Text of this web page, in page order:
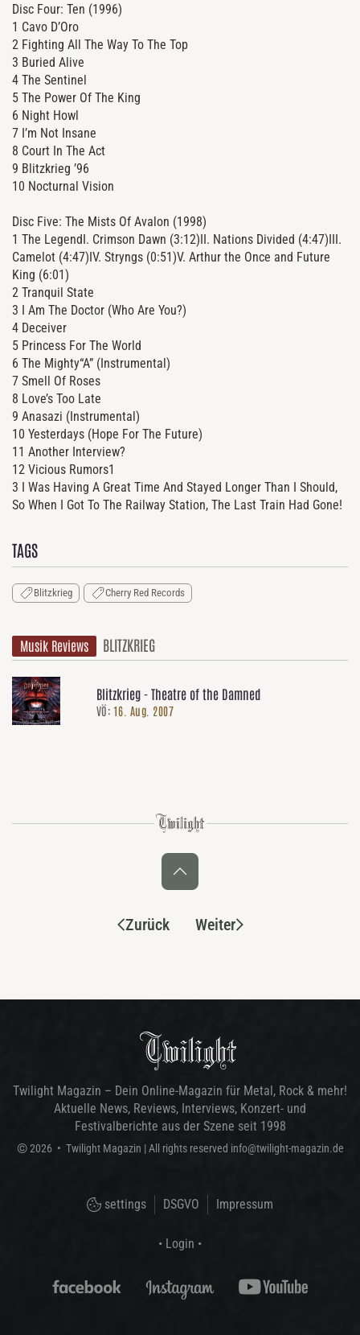
Disc Four: Ten (1996)
1 Cavo D’Oro
2 Fighting All The Way To The Top
3 Buried Alive
4 The Sentinel
5 The Power Of The King
6 Night Howl
7 I’m Not Insane
8 Court In The Act
9 Blitzkrieg ’96
10 Nocturnal Vision
Disc Five: The Mists Of Avalon (1998)
1 The LegendI. Crimson Dawn (3:12)II. Nations Divided (4:47)III.
Camelot (4:47)IV. Stryngs (0:51)V. Arthur the Once and Future
King (6:01)
2 Tranquil State
3 I Am The Doctor (Who Are You?)
4 Deceiver
5 Princess For The World
6 The Mighty“A” (Instrumental)
7 Smell Of Roses
8 Love’s Too Late
9 Anasazi (Instrumental)
10 Yesterdays (Hope For The Future)
11 Another Interview?
12 Vicious Rumors1
3 I Was Having A Great Time And Stayed Longer Than I Should,
So When I Got To The Railway Station, The Last Train Had Gone!
TAGS
Blitzkrieg Cherry Red Records
Musik Reviews BLITZKRIEG
Blitzkrieg - Theatre of the Damned
VÖ: 16. Aug. 2007
Zurück Weiter
Twilight Magazin – Dein Online-Magazin für Metal, Rock & mehr!
Aktuelle News, Reviews, Interviews, Konzert- und
Festivalberichte aus der Szene seit 1998
© 2026 • Twilight Magazin | All rights reserved info@twilight-magazin.de
settings DSGVO Impressum
• Login •